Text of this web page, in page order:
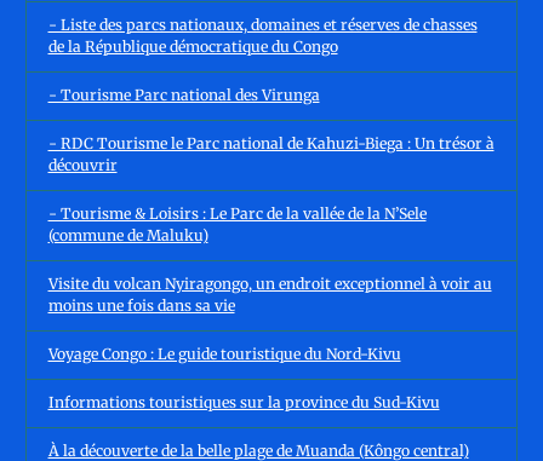
- Liste des parcs nationaux, domaines et réserves de chasses
de la République démocratique du Congo
- Tourisme Parc national des Virunga
- RDC Tourisme le Parc national de Kahuzi-Biega : Un trésor à
découvrir
- Tourisme & Loisirs : Le Parc de la vallée de la N’Sele
(commune de Maluku)
Visite du volcan Nyiragongo, un endroit exceptionnel à voir au
moins une fois dans sa vie
Voyage Congo : Le guide touristique du Nord-Kivu
Informations touristiques sur la province du Sud-Kivu
À la découverte de la belle plage de Muanda (Kôngo central)